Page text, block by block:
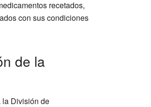
recetados,
con sus condiciones
de la
la División de